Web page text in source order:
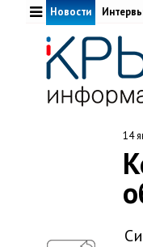
Ай-Петри:
Новости
14